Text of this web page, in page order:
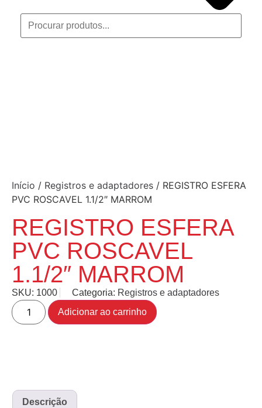
Início / Registros e adaptadores / REGISTRO ESFERA
PVC ROSCAVEL 1.1/2″ MARROM
REGISTRO ESFERA
PVC ROSCAVEL
1.1/2″ MARROM
Adicionar ao carrinho
SKU: 1000 Categoria: Registros e adaptadores
Descrição